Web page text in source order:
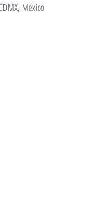
México